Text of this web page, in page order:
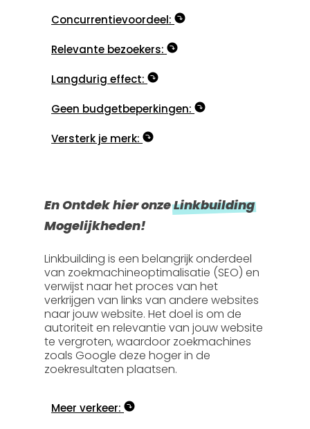
Concurrentievoordeel:
Relevante bezoekers:
Langdurig effect:
Geen budgetbeperkingen:
Versterk je merk:
En Ontdek hier onzeLinkbuilding
Mogelijkheden!
Linkbuilding is een belangrijk onderdeel
van zoekmachineoptimalisatie (SEO) en
verwijst naar het proces van het
verkrijgen van links van andere websites
naar jouw website. Het doel is om de
autoriteit en relevantie van jouw website
te vergroten, waardoor zoekmachines
zoals Google deze hoger in de
zoekresultaten plaatsen.
Meer verkeer: